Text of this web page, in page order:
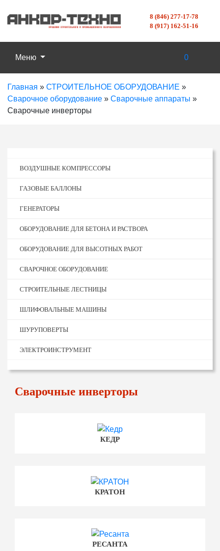
8 (846) 277-17-78
8 (917) 162-51-16
Меню 0
Главная » СТРОИТЕЛЬНОЕ ОБОРУДОВАНИЕ »
Сварочное оборудование » Сварочные аппараты »
Сварочные инверторы
ВОЗДУШНЫЕ КОМПРЕССОРЫ
ГАЗОВЫЕ БАЛЛОНЫ
ГЕНЕРАТОРЫ
ОБОРУДОВАНИЕ ДЛЯ БЕТОНА И РАСТВОРА
ОБОРУДОВАНИЕ ДЛЯ ВЫСОТНЫХ РАБОТ
СВАРОЧНОЕ ОБОРУДОВАНИЕ
СТРОИТЕЛЬНЫЕ ЛЕСТНИЦЫ
ШЛИФОВАЛЬНЫЕ МАШИНЫ
ШУРУПОВЕРТЫ
ЭЛЕКТРОИНСТРУМЕНТ
Сварочные инверторы
КЕДР
КРАТОН
РЕСАНТА